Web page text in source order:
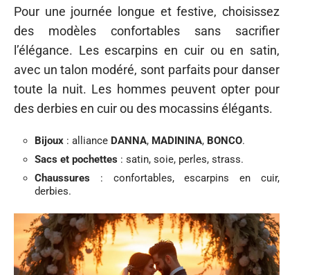
Pour une journée longue et festive, choisissez
des modèles confortables sans sacrifier
l’élégance. Les escarpins en cuir ou en satin,
avec un talon modéré, sont parfaits pour danser
toute la nuit. Les hommes peuvent opter pour
des derbies en cuir ou des mocassins élégants.
Bijoux : alliance DANNA, MADININA, BONCO.
Sacs et pochettes : satin, soie, perles, strass.
Chaussures : confortables, escarpins en cuir,
derbies.